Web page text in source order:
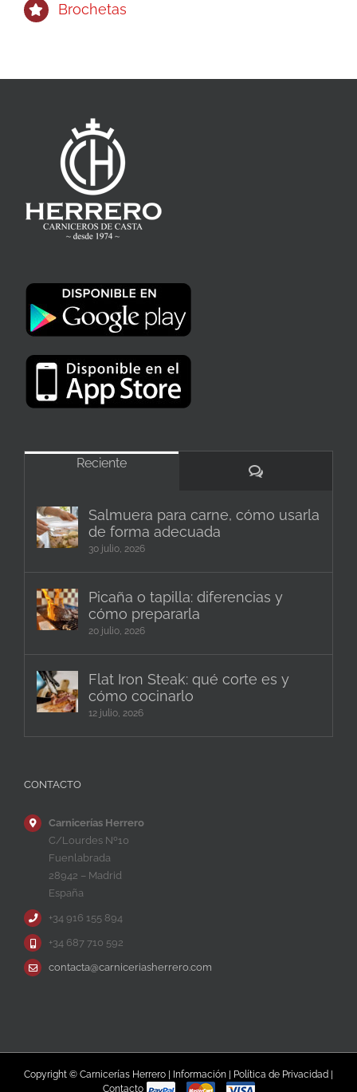
Brochetas
Reciente
Comentarios
Salmuera para carne, cómo usarla
de forma adecuada
30 julio, 2026
Picaña o tapilla: diferencias y
cómo prepararla
20 julio, 2026
Flat Iron Steak: qué corte es y
cómo cocinarlo
12 julio, 2026
CONTACTO
Carnicerías Herrero
C/Lourdes Nº10
Fuenlabrada
28942 – Madrid
España
+34 916 155 894
+34 687 710 592
contacta@carniceriasherrero.com
Copyright © Carnicerías Herrero | Información | Política de Privacidad |
Contacto